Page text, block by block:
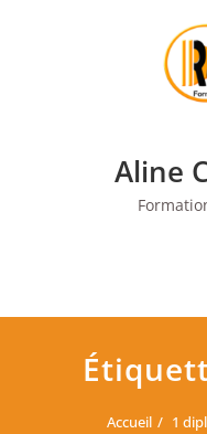
Aline
Accueil 1